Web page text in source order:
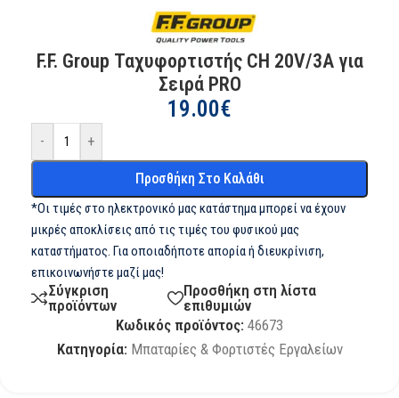
F.F. Group Ταχυφορτιστής CH 20V/3A για
Σειρά PRO
19.00€
- +
Προσθήκη Στο Καλάθι
*Οι τιμές στο ηλεκτρονικό μας κατάστημα μπορεί να έχουν
μικρές αποκλίσεις από τις τιμές του φυσικού μας
καταστήματος. Για οποιαδήποτε απορία ή διευκρίνιση,
επικοινωνήστε μαζί μας!
Σύγκριση
προϊόντων
Προσθήκη στη λίστα
επιθυμιών
Κωδικός προϊόντος: 46673
Κατηγορία: Μπαταρίες & Φορτιστές Εργαλείων